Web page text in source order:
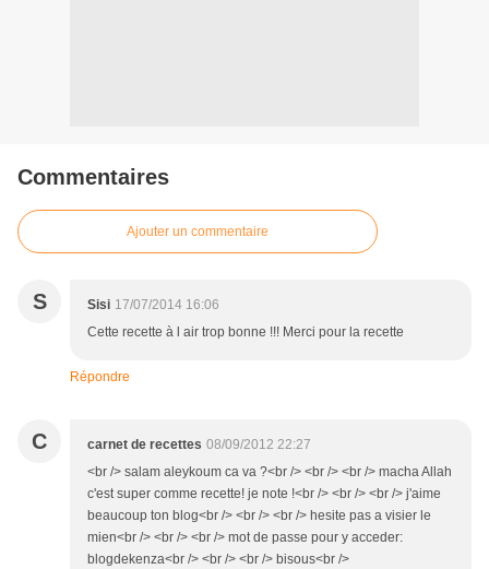
Commentaires
Ajouter un commentaire
S Sisi 17/07/2014 16:06
Cette recette à l air trop bonne !!! Merci pour la recette
Répondre
C carnet de recettes 08/09/2012 22:27
<br /> salam aleykoum ca va ?<br /> <br /> <br /> macha Allah
c'est super comme recette! je note !<br /> <br /> <br /> j'aime
beaucoup ton blog<br /> <br /> <br /> hesite pas a visier le
mien<br /> <br /> <br /> mot de passe pour y acceder:
blogdekenza<br /> <br /> <br /> bisous<br />